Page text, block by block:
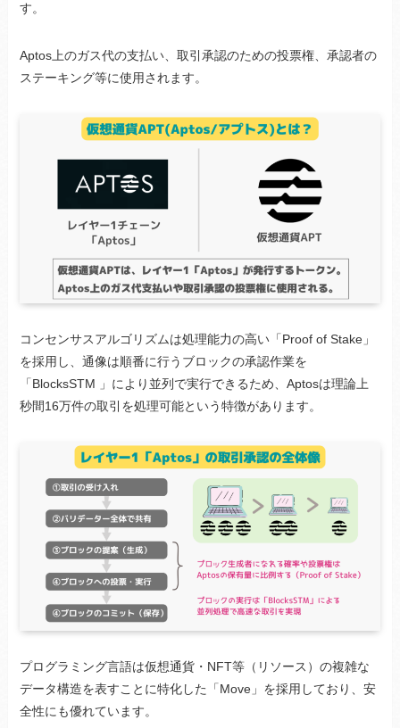
す。
Aptos上のガス代の支払い、取引承認のための投票権、承認者の
ステーキング等に使用されます。
コンセンサスアルゴリズムは処理能力の高い「Proof of Stake」
を採用し、通像は順番に行うブロックの承認作業を
「BlocksSTM 」により並列で実行できるため、Aptosは理論上
秒間16万件の取引を処理可能という特徴があります。
プログラミング言語は仮想通貨・NFT等（リソース）の複雑な
データ構造を表すことに特化した「Move」を採用しており、安
全性にも優れています。